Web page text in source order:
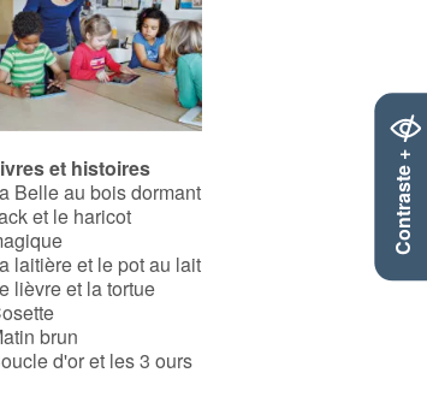
Contraste +
et histoires
Belle au bois dormant
et le haricot
laitière et le pot au lait
lièvre et la tortue
brun
d'or et les 3 ours